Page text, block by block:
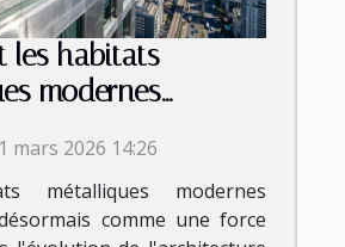
les habitats
modernes
?
1 mars 2026 14:26
métalliques modernes
comme une force